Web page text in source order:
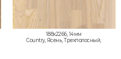
188x2266, 14мм
Country, Ясень, Трехполосный,